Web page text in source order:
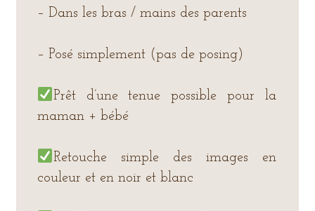
– Dans les bras / mains des parents
– Posé simplement (pas de posing)
Prêt d’une tenue possible pour la
maman + bébé
Retouche simple des images en
couleur et en noir et blanc